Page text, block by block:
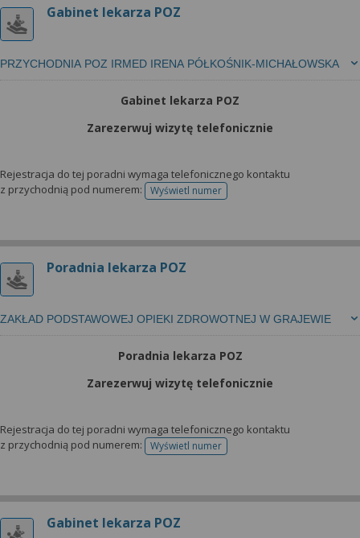
Gabinet lekarza POZ
PRZYCHODNIA POZ IRMED IRENA PÓŁKOŚNIK-MICHAŁOWSKA
Gabinet lekarza POZ
Zarezerwuj wizytę telefonicznie
Rejestracja do tej poradni wymaga telefonicznego kontaktu
z przychodnią pod numerem:
Wyświetl numertelefonu do rejestracji
Poradnia lekarza POZ
ZAKŁAD PODSTAWOWEJ OPIEKI ZDROWOTNEJ W GRAJEWIE
Poradnia lekarza POZ
Zarezerwuj wizytę telefonicznie
Rejestracja do tej poradni wymaga telefonicznego kontaktu
z przychodnią pod numerem:
Wyświetl numertelefonu do rejestracji
Gabinet lekarza POZ